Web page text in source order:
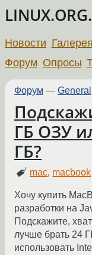
Новости Галерея
Форум Опросы
Форум — General
ГБ ОЗУ
ГБ?
mac, macbook
Хочу купить
разработки на
Подскажите,
лучше брать 24
использовать